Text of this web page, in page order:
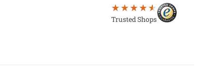
Trusted Shops